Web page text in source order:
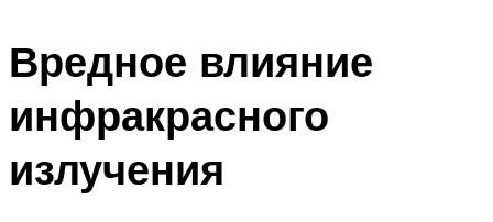
Вредное влияние
инфракрасного
излучения